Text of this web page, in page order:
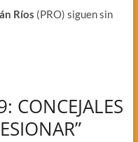
Ríos (PRO) siguen sin
CONCEJALES